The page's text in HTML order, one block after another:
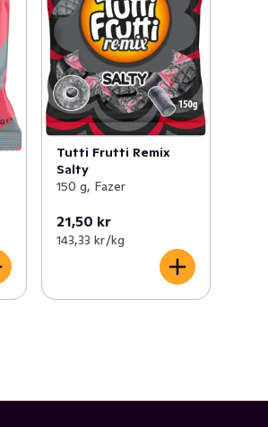
Tutti Frutti Remix
Salty
150 g, Fazer
21,50 kr
143,33 kr /kg